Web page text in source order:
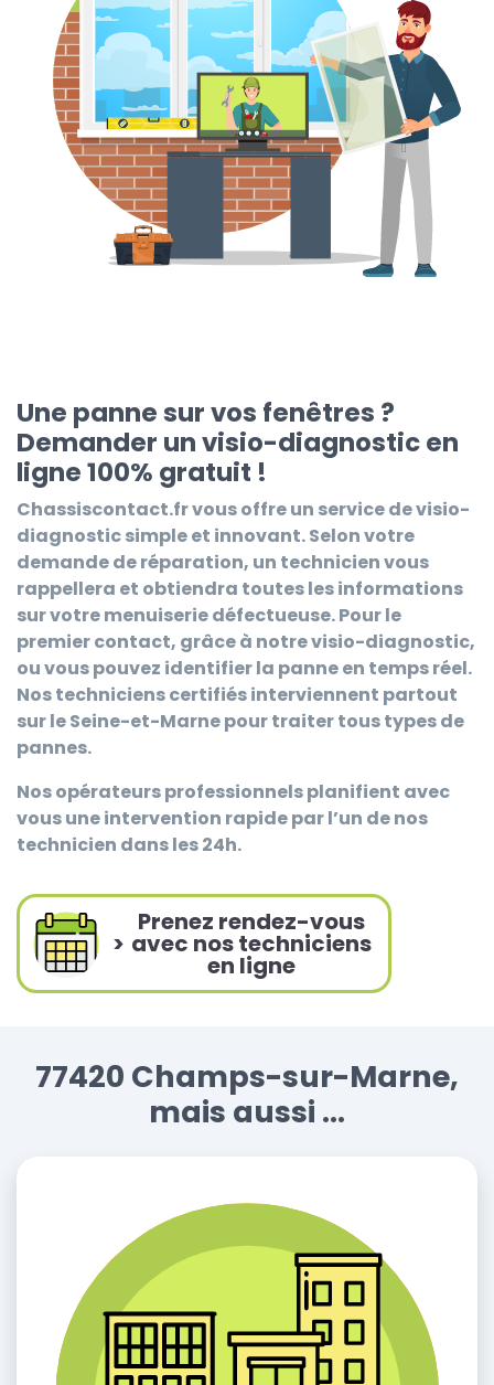
Une panne sur vos fenêtres ?
Demander un visio-diagnostic en
ligne 100% gratuit !
Chassiscontact.frvous offre un service de visio-
diagnostic simple et innovant. Selon votre
demande de réparation, un technicien vous
rappellera et obtiendra toutes les informations
sur votre menuiserie défectueuse. Pour le
premier contact, grâce à notre visio-diagnostic,
ou vous pouvez identifier la panne en temps réel.
Nos techniciens certifiés interviennent partout
sur le Seine-et-Marne pour traiter tous types de
pannes.
Nos opérateurs professionnels planifient avec
vous une intervention rapide par l’un de nos
technicien dans les 24h.
>
Prenez rendez-vous
avec nos techniciens
en ligne
77420 Champs-sur-Marne,
mais aussi ...